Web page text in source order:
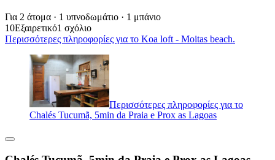
Για 2 άτομα · 1 υπνοδωμάτιο · 1 μπάνιο
10Εξαιρετικό1 σχόλιο
Περισσότερες πληροφορίες για το Koa loft - Moitas beach.
Περισσότερες πληροφορίες για το
Chalés Tucumã, 5min da Praia e Prox as Lagoas